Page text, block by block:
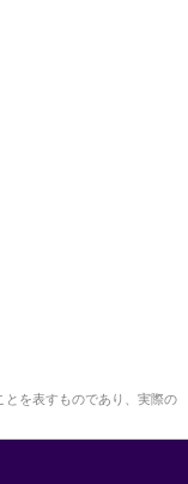
を表すものであり、実際の